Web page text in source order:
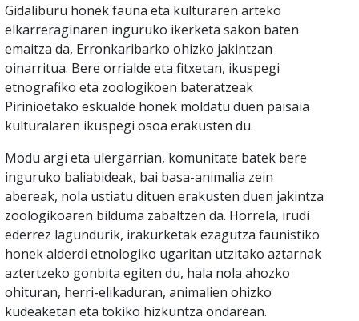
Gidaliburu honek fauna eta kulturaren arteko
elkarreraginaren inguruko ikerketa sakon baten
emaitza da, Erronkaribarko ohizko jakintzan
oinarritua. Bere orrialde eta fitxetan, ikuspegi
etnografiko eta zoologikoen bateratzeak
Pirinioetako eskualde honek moldatu duen paisaia
kulturalaren ikuspegi osoa erakusten du.
Modu argi eta ulergarrian, komunitate batek bere
inguruko baliabideak, bai basa-animalia zein
abereak, nola ustiatu dituen erakusten duen jakintza
zoologikoaren bilduma zabaltzen da. Horrela, irudi
ederrez lagundurik, irakurketak ezagutza faunistiko
honek alderdi etnologiko ugaritan utzitako aztarnak
aztertzeko gonbita egiten du, hala nola ahozko
ohituran, herri-elikaduran, animalien ohizko
kudeaketan eta tokiko hizkuntza ondarean.